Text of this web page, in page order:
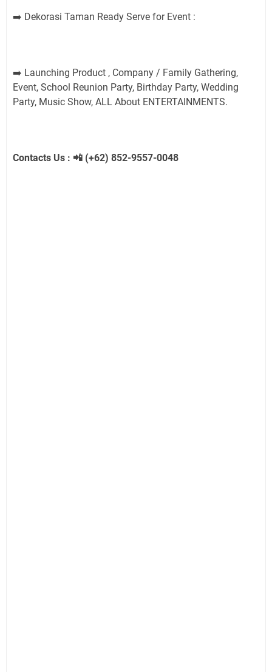
➡️ Dekorasi Taman Ready Serve for Event :
➡️ Launching Product , Company / Family Gathering,
Event, School Reunion Party, Birthday Party, Wedding
Party, Music Show, ALL About ENTERTAINMENTS.
Contacts Us : 📲 (+62) 852-9557-0048